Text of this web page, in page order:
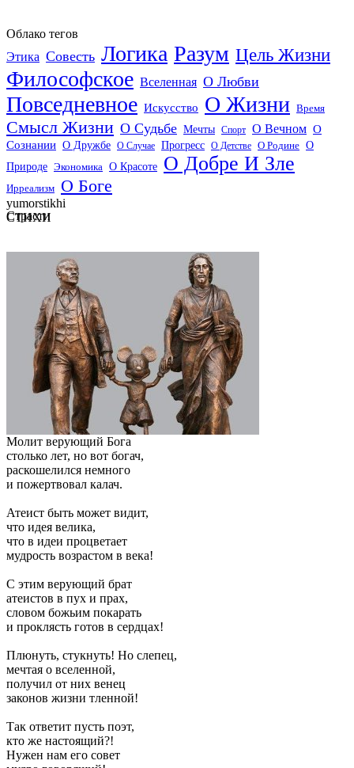
Облако тегов
Этика Совесть Логика Разум Цель Жизни
Философское Вселенная О Любви
Повседневное Искусство О Жизни Время
Смысл Жизни О Судьбе Мечты Спорт О Вечном О
Сознании О Дружбе О Случае Прогресс О Детстве О Родине О
Природе Экономика О Красоте О Добре И Зле
Ирреализм О Боге
yumorstikhi
СТИХИ
Страсти
Молит верующий Бога
столько лет, но вот богач,
раскошелился немного
и пожертвовал калач.
Атеист быть может видит,
что идея велика,
что в идеи процветает
мудрость возрастом в века!
С этим верующий брат
атеистов в пух и прах,
словом божьим покарать
и проклясть готов в сердцах!
Плюнуть, стукнуть! Но слепец,
мечтая о вселенной,
получил от них венец
законов жизни тленной!
Так ответит пусть поэт,
кто же настоящий?!
Нужен нам его совет